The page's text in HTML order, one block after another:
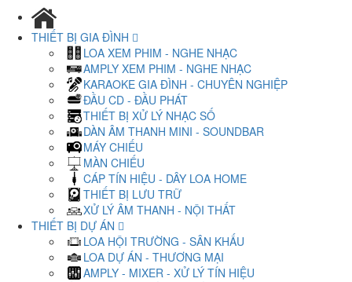
THIẾT BỊ GIA ĐÌNH
LOA XEM PHIM - NGHE NHẠC
AMPLY XEM PHIM - NGHE NHẠC
KARAOKE GIA ĐÌNH - CHUYÊN NGHIỆP
ĐẦU CD - ĐẦU PHÁT
THIẾT BỊ XỬ LÝ NHẠC SỐ
DÀN ÂM THANH MINI - SOUNDBAR
MÁY CHIẾU
MÀN CHIẾU
CÁP TÍN HIỆU - DÂY LOA HOME
THIẾT BỊ LƯU TRỮ
XỬ LÝ ÂM THANH - NỘI THẤT
THIẾT BỊ DỰ ÁN
LOA HỘI TRƯỜNG - SÂN KHẤU
LOA DỰ ÁN - THƯƠNG MẠI
AMPLY - MIXER - XỬ LÝ TÍN HIỆU